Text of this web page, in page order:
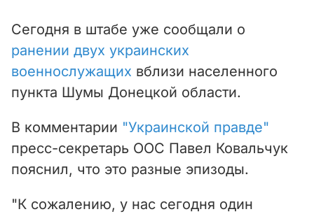
Сегодня в штабе уже сообщали о
ранении двух украинских
военнослужащих вблизи населенного
пункта Шумы Донецкой области.
В комментарии "Украинской правде"
пресс-секретарь ООС Павел Ковальчук
пояснил, что это разные эпизоды.
"К сожалению, у нас сегодня один